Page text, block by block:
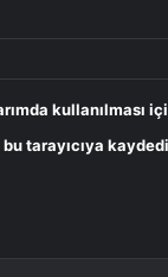
kullanılması
tarayıcıya